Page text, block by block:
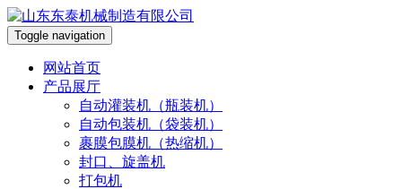
Toggle navigation
网站首页
产品展厅
自动灌装机（瓶装机）
自动包装机（袋装机）
裹膜包膜机（热缩机）
封口、旋盖机
打包机